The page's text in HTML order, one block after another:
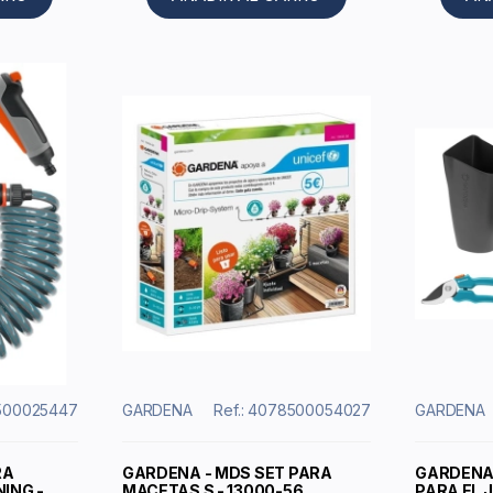
GARDENA Ref.: 4078500054027
GARDENA - MDS SET PARA
GARDENA